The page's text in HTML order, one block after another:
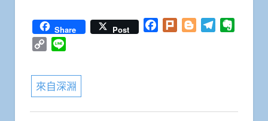
Share Post Facebook
Plurk BloggerTelegram
Copy
來自深淵